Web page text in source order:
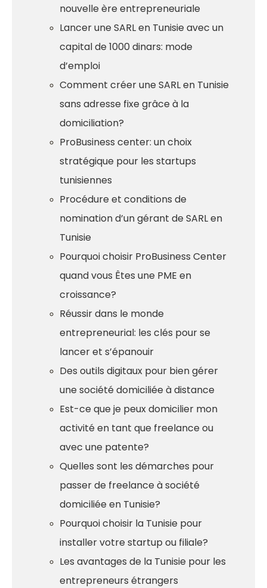
nouvelle ère entrepreneuriale
Lancer une SARL en Tunisie avec un
capital de 1000 dinars: mode
d’emploi
Comment créer une SARL en Tunisie
sans adresse fixe grâce à la
domiciliation?
ProBusiness center: un choix
stratégique pour les startups
tunisiennes
Procédure et conditions de
nomination d’un gérant de SARL en
Tunisie
Pourquoi choisir ProBusiness Center
quand vous Êtes une PME en
croissance?
Réussir dans le monde
entrepreneurial: les clés pour se
lancer et s’épanouir
Des outils digitaux pour bien gérer
une société domiciliée à distance
Est-ce que je peux domicilier mon
activité en tant que freelance ou
avec une patente?
Quelles sont les démarches pour
passer de freelance à société
domiciliée en Tunisie?
Pourquoi choisir la Tunisie pour
installer votre startup ou filiale?
Les avantages de la Tunisie pour les
entrepreneurs étrangers